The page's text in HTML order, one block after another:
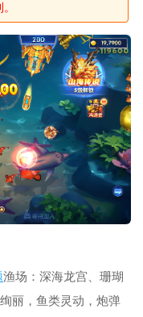
渔场：深海龙宫、珊瑚
丽，鱼类灵动，炮弹